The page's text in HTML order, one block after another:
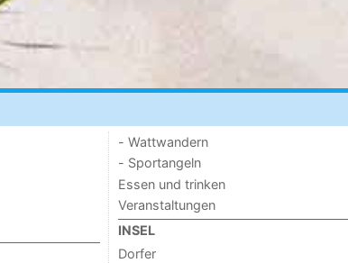
- Wattwandern
- Sportangeln
Essen und trinken
Veranstaltungen
INSEL
Dorfer